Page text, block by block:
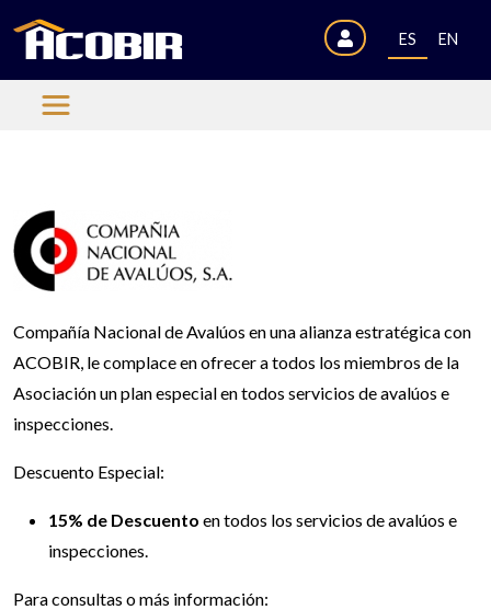
ES EN
Compañía Nacional de Avalúos en una alianza estratégica con
ACOBIR, le complace en ofrecer a todos los miembros de la
Asociación un plan especial en todos servicios de avalúos e
inspecciones.
Descuento Especial:
15% de Descuento en todos los servicios de avalúos e
inspecciones.
Para consultas o más información: